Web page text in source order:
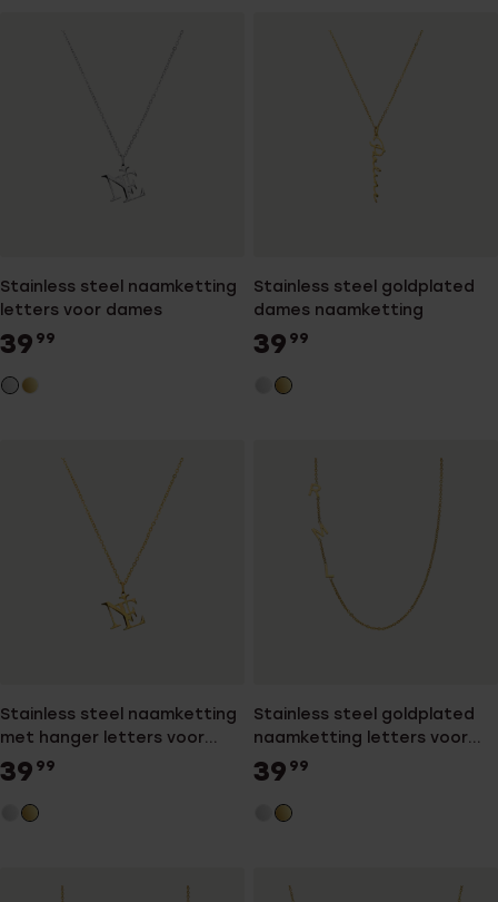
Stainless steel naamketting
letters voor dames
39 99
Stainless steel goldplated
dames naamketting
39 99
Stainless steel naamketting
met hanger letters voor
dames
39 99
Stainless steel goldplated
naamketting letters voor
dames
39 99